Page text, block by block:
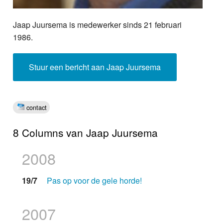
Jaap Juursema is medewerker sinds 21 februari
1986.
Stuur een bericht aan Jaap Juursema
contact
8 Columns van Jaap Juursema
2008
19/7 Pas op voor de gele horde!
2007